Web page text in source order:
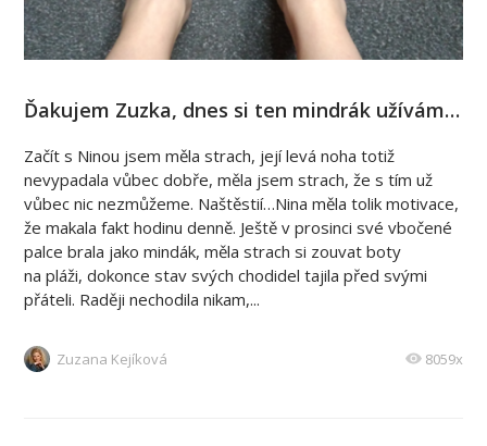
Ďakujem Zuzka, dnes si ten mindrák užívám…
Začít s Ninou jsem měla strach, její levá noha totiž
nevypadala vůbec dobře, měla jsem strach, že s tím už
vůbec nic nezmůžeme. Naštěstií…Nina měla tolik motivace,
že makala fakt hodinu denně. Ještě v prosinci své vbočené
palce brala jako mindák, měla strach si zouvat boty
na pláži, dokonce stav svých chodidel tajila před svými
přáteli. Raději nechodila nikam,...
Zuzana Kejíková 8059x